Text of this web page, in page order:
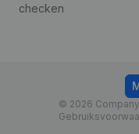
checken
© 2026